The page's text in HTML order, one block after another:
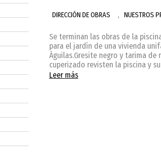
DIRECCIÓN DE OBRAS , NUESTROS
Se terminan las obras de la
para el jardín de una vivienda
Águilas.Gresite negro y tarima de
cuperizado revisten la piscina y
Leer más